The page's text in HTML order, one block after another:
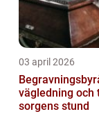
03 april 2026
Begravningsbyrå
vägledning och
sorgens stund